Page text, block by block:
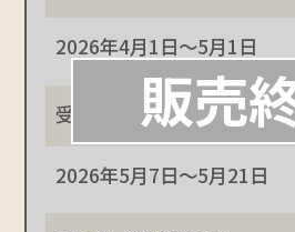
2026年4月1日～5月1日
2026年5月7日～5月21日